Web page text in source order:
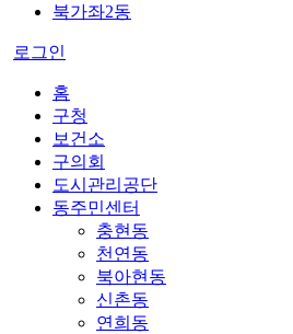
북가좌2동
로그인
홈
구청
보건소
구의회
도시관리공단
동주민센터
충현동
천연동
북아현동
신촌동
연희동